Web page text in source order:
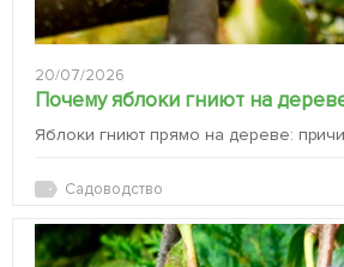
20/07/2026
Почему яблоки гниют на
Яблоки гниют прямо на дереве:
Садоводство